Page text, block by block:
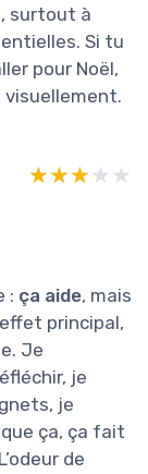
surtout à
Si tu
pour Noël,
visuellement.
★★★★★
★★★★★
: ça aide, mais
principal,
Je
je
je
ça, ça fait
de